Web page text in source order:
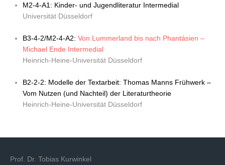
M2-4-A1: Kinder- und Jugendliteratur Intermedial
Universität Düsseldorf
B3-4-2/M2-4-A2: Von Lummerland bis nach Phantásien –
Michael Ende Intermedial
Heinrich-Heine-Universität Düsseldorf
B2-2-2: Modelle der Textarbeit: Thomas Manns Frühwerk –
Vom Nutzen (und Nachteil) der Literaturtheorie
Heinrich-Heine-Universität Düsseldorf
Prof. Dr. Tobias Kurwinkel